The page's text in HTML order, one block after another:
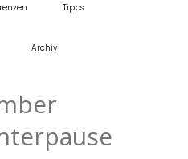
Tipps
Archiv